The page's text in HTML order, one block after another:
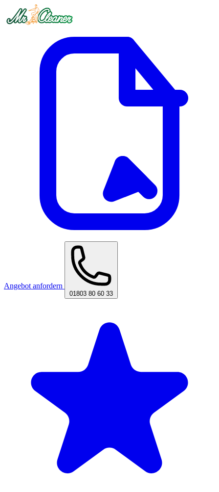
Angebot anfordern
01803 80 60 33